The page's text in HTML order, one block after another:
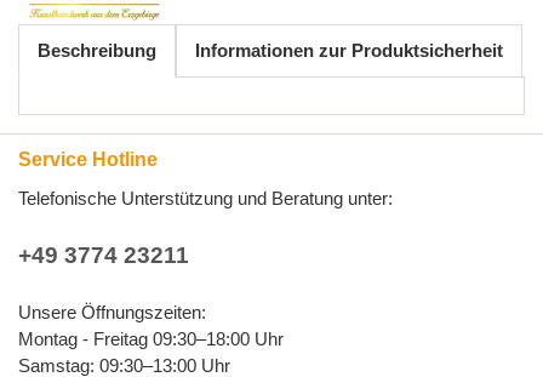
Beschreibung Informationen zur Produktsicherheit
Service Hotline
Telefonische Unterstützung und Beratung unter:
+49 3774 23211
Unsere Öffnungszeiten:
Montag - Freitag 09:30–18:00 Uhr
Samstag: 09:30–13:00 Uhr